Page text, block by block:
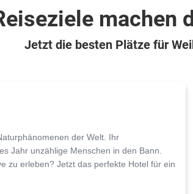
Jetzt die besten Plätze für
der Welt. Ihr
Jahr unzählige Menschen in den Bann.
zu erleben? Jetzt das perfekte Hotel für ein